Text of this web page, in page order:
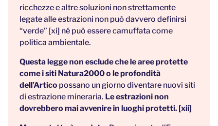
ricchezze e altre soluzioni non strettamente
legate alle estrazioni non può davvero definirsi
“verde” [xi] né può essere camuffata come
politica ambientale.
Questa legge non esclude che le aree protette
come i siti Natura2000 o le profondità
dell’Artico possano un giorno diventare nuovi siti
di estrazione mineraria. Le estrazioni non
dovrebbero mai avvenire in luoghi protetti. [xii]